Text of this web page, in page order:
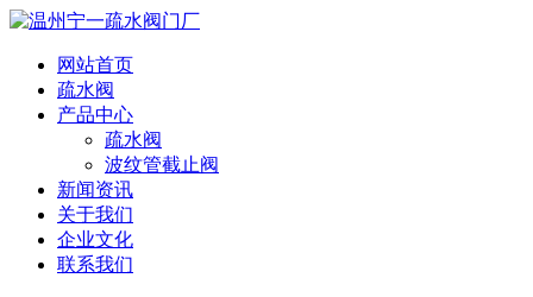
网站首页
疏水阀
产品中心
疏水阀
波纹管截止阀
新闻资讯
关于我们
企业文化
联系我们